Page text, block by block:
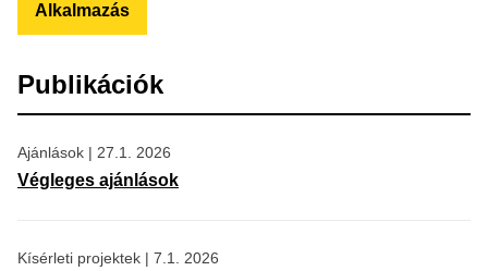
Alkalmazás
Publikációk
Ajánlások | 27.1. 2026
Végleges ajánlások
Kísérleti projektek | 7.1. 2026